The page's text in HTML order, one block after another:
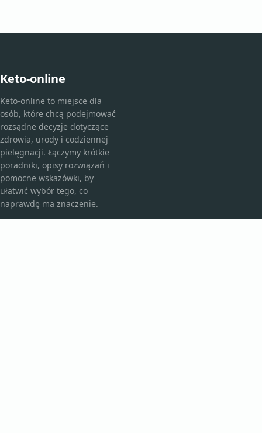
Keto-online
Keto-online to miejsce dla
osób, które chcą podejmować
rozsądne decyzje dotyczące
zdrowia, urody i codziennej
pielęgnacji. Łączymy krótkie
poradniki, opisy rozwiązań i
pomocne wskazówki, by
ułatwić wybór tego, co
naprawdę ma znaczenie.